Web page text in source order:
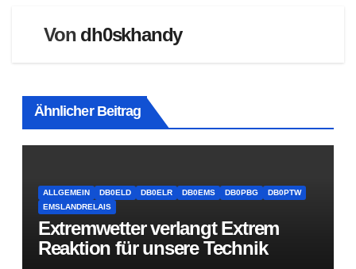
Von dh0skhandy
Ähnlicher Beitrag
ALLGEMEIN DB0ELD DB0ELR DB0EMS DB0PBG
DB0PTW
EMSLANDRELAIS
Extremwetter verlangt Extrem
Reaktion für unsere Technik